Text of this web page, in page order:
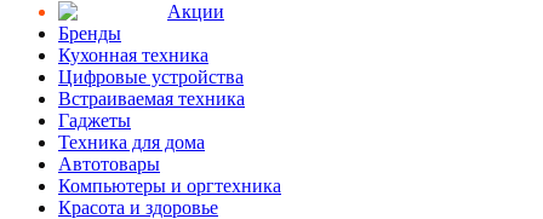
Aкции
Бренды
Кухонная техника
Цифровые устройства
Встраиваемая техника
Гаджеты
Техника для дома
Автотовары
Компьютеры и оргтехника
Красота и здоровье